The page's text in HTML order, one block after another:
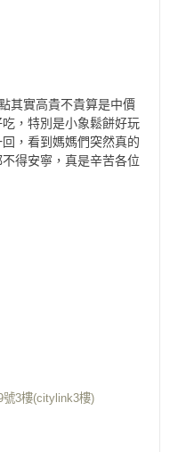
其實高貴不貴算是中價
，特別是小象鬆餅好玩
，看到媽媽們突然真的
得安寧，真是辛苦各位
號3樓(citylink3樓)